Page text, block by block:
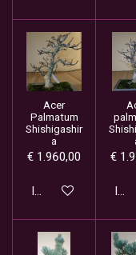
Acer
Palmatum
Shishigashir
a
€ 1.960,00
In winkelwagen
€
In